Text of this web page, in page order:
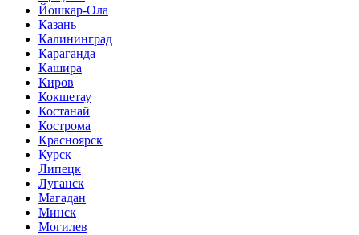
Йошкар-Ола
Казань
Калининград
Караганда
Кашира
Киров
Кокшетау
Костанай
Кострома
Красноярск
Курск
Липецк
Луганск
Магадан
Минск
Могилев